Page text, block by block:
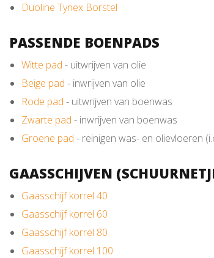
Duoline Tynex Borstel
PASSENDE BOENPADS
Witte pad - uitwrijven van olie
Beige pad - inwrijven van olie
Rode pad - uitwrijven van boenwas
Zwarte pad - inwrijven van boenwas
Groene pad - reinigen was- en olievloeren
GAASSCHIJVEN
Gaasschijf korrel 40
Gaasschijf korrel 60
Gaasschijf korrel 80
Gaasschijf korrel 100